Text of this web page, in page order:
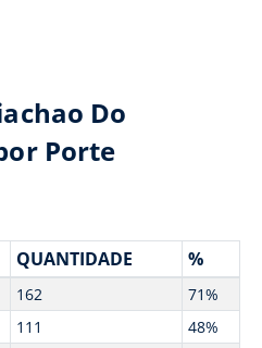
Do
Porte
QUANTIDADE %
162
71%
111
48%